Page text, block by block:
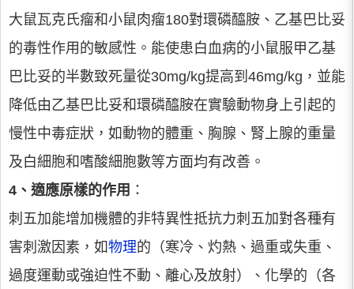
大鼠瓦克氏瘤和小鼠肉瘤180對環磷醯胺、乙基巴比妥
的毒性作用的敏感性。能使患白血病的小鼠服甲乙基
巴比妥的半數致死量從30mg/kg提高到46mg/kg，並能
降低由乙基巴比妥和環磷醯胺在實驗動物身上引起的
慢性中毒症狀，如動物的體重、胸腺、腎上腺的重量
及白細胞和嗜酸細胞數等方面均有改善。
4、適應原樣的作用 ：
刺五加能增加機體的非特異性抵抗力刺五加對各種有
害刺激因素，如物理的（寒冷、灼熱、過重或失重、
過度運動或強迫性不動、離心及放射）、化學的（各